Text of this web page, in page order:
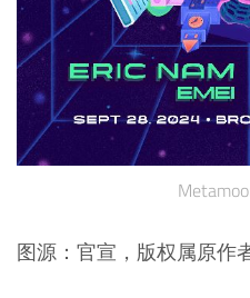
图源：官宣，版权属原作